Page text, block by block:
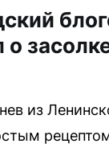
о
из